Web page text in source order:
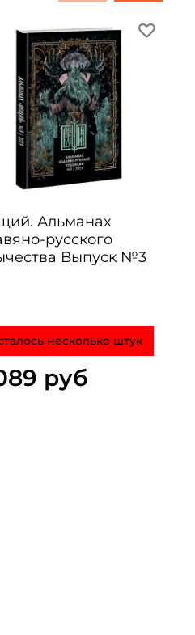
Альманах
русского
Выпуск №3
несколько штук
руб